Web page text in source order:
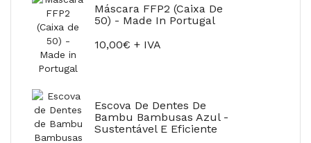
Máscara FFP2 (Caixa De
50) - Made In Portugal
10,00€ + IVA
Escova De Dentes De
Bambu Bambusas Azul -
Sustentável E Eficiente